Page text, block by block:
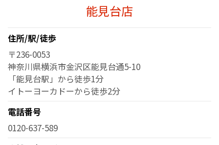
能見台店
住所/駅/徒歩
〒236-0053
神奈川県横浜市金沢区能見台通5-10
「能見台駅」から徒歩1分
イトーヨーカドーから徒歩2分
電話番号
0120-637-589